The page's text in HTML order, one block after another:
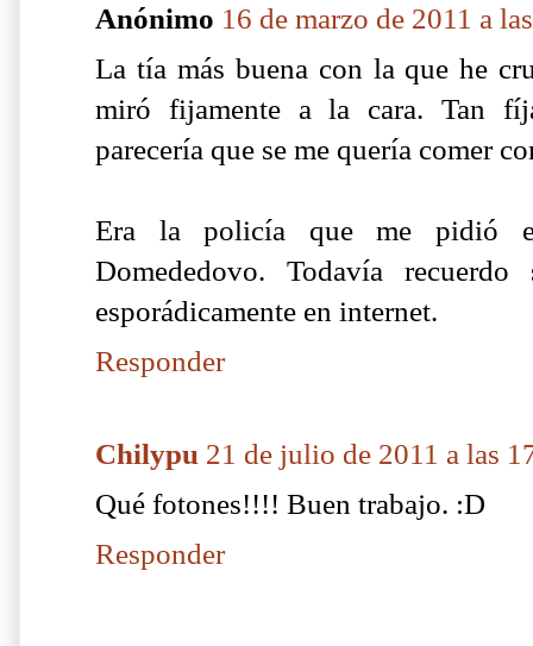
Anónimo 16 de marzo de 2011 a
La tía más buena con la que he
miró fijamente a la cara. Tan
parecería que se me quería comer
Era la policía que me pidió
Domededovo. Todavía
esporádicamente en internet.
Responder
Chilypu 21 de julio de 2011 a las
Qué fotones!!!! Buen trabajo. :D
Responder